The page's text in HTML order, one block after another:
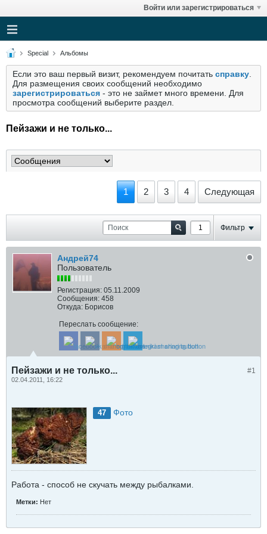
Войти или зарегистрироваться
Special Альбомы
Если это ваш первый визит, рекомендуем почитать справку
Для размещения своих сообщений необходимо
зарегистрироваться - это не займет много времени. Для
просмотра сообщений выберите раздел.
Пейзажи и не только...
1 2 3 4 Следующая
Фильтр
Андрей74
Пользователь
Регистрация: 05.11.2009
Сообщения: 458
Откуда: Борисов
Переслать сообщение:
#1
Пейзажи и не только...
02.04.2011, 16:22
47 Фото
Работа - способ не скучать между рыбалками.
Метки: Нет